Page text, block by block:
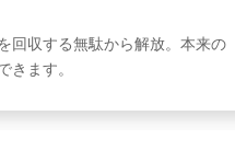
回収する無駄から解放。本来の
きます。